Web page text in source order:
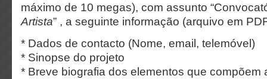
máximo de 10 megas), com assunto
Artista” , a seguinte informação (arquivo em
* Dados de contacto (Nome, email, telemóvel)
* Sinopse do projeto
* Breve biografia dos elementos que compõem